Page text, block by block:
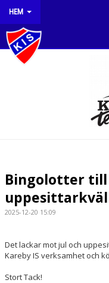
HEM
HEM
KLUBBSHOP
KALENDER
MATCHER
Bingolotter till
2025-12-20 15:09
Det lackar mot jul och
Kareby IS verksamhet och
Stort Tack!